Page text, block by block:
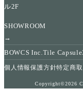
ル2F
SHOWROOM
→
BOWCS Inc. Tile Capsule
個人情報保護方針特定商
Copyright©2026